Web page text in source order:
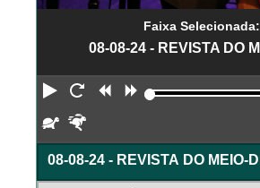
Faixa Selecionada:
08-08-24 - REVISTA DO
Reproduzir
Reiniciar
Retroceder
Avançar
Devagar
08-08-24 - REVISTA DO MEIO-